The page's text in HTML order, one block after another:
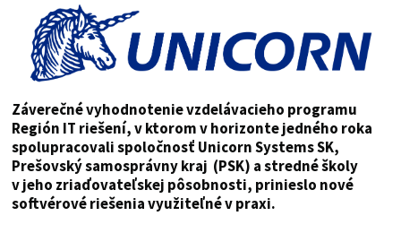
Záverečné vyhodnotenie vzdelávacieho programu
Región IT riešení, v ktorom v horizonte jedného roka
spolupracovali spoločnosť Unicorn Systems SK,
Prešovský samosprávny kraj (PSK) a stredné školy
v jeho zriaďovateľskej pôsobnosti, prinieslo nové
softvérové riešenia využiteľné v praxi.